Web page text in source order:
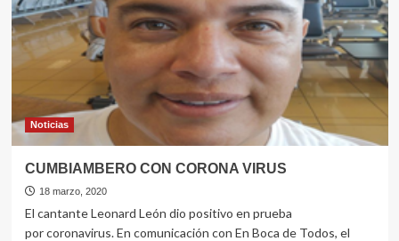
Noticias
CUMBIAMBERO CON CORONA VIRUS
18 marzo, 2020
El cantante Leonard León dio positivo en prueba
por coronavirus. En comunicación con En Boca de Todos, el